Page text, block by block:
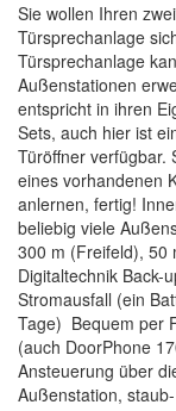
Sie wollen Ihren
Türsprechanlage
Türsprechanlage
Außenstationen
entspricht in ihren
Sets, auch hier ist
Türöffner verfügbar.
eines vorhandenen
anlernen, fertig!
beliebig viele
300 m (Freifeld), 50
Digitaltechnik Back-
Stromausfall (ein
Tage) Bequem per
(auch DoorPhone
Ansteuerung über
Außenstation,